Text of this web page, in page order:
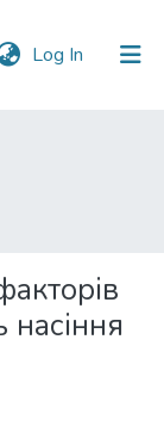
Log In (current)
насіння